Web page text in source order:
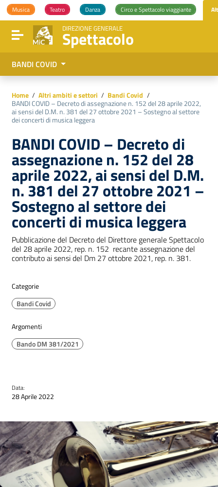
Vai ai contenuti
Vai al menu di navigazione
Vai al footer
Musica Teatro Danza Circo e Spettacolo viaggiante
Attiva / disattiva la navigazione
DIREZIONE GENERALE
Spettacolo
BANDI COVID
Home / Altri ambiti e settori / Bandi Covid /
BANDI COVID – Decreto di assegnazione n. 152 del 28 aprile 2022,
ai sensi del D.M. n. 381 del 27 ottobre 2021 – Sostegno al settore
dei concerti di musica leggera
BANDI COVID – Decreto di
assegnazione n. 152 del 28
aprile 2022, ai sensi del D.M.
n. 381 del 27 ottobre 2021 –
Sostegno al settore dei
concerti di musica leggera
Pubblicazione del Decreto del Direttore generale Spettacolo
del 28 aprile 2022, rep. n. 152 recante assegnazione del
contributo ai sensi del Dm 27 ottobre 2021, rep. n. 381.
Categorie
Bandi Covid
Argomenti
Bando DM 381/2021
Data:
28 Aprile 2022